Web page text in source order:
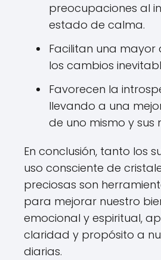
preocupaciones al
estado de calma.
Facilitan una
los cambios
Favorecen la
llevando a una
de uno mismo y sus
En conclusión, tanto los
uso consciente de
preciosas son
para mejorar nuestro
emocional y espiritual,
claridad y propósito a
diarias.